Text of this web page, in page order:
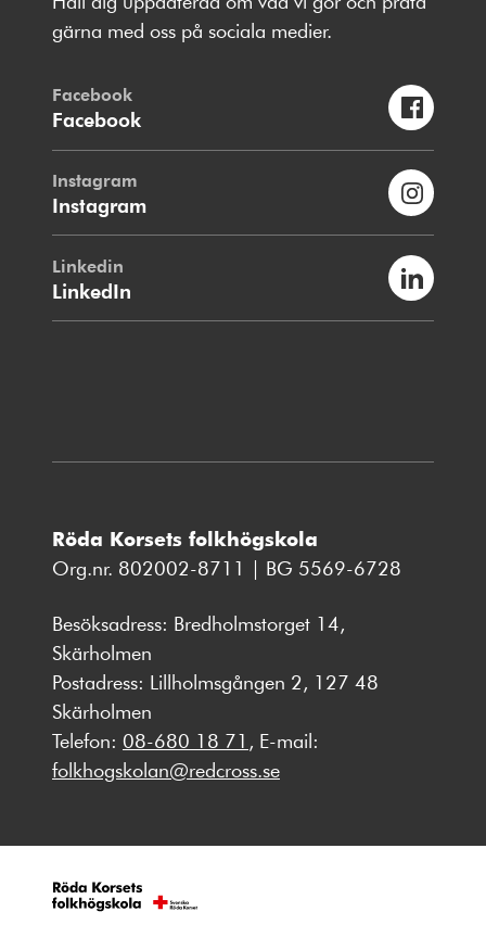
gärna med oss på sociala medier.
Facebook
Facebook
Instagram
Instagram
Linkedin
LinkedIn
Röda Korsets folkhögskola
Org.nr. 802002-8711 | BG 5569-6728
Besöksadress: Bredholmstorget 14,
Skärholmen
Postadress: Lillholmsgången 2, 127 48
Skärholmen
Telefon: 08-680 18 71 , E-mail:
folkhogskolan@redcross.se